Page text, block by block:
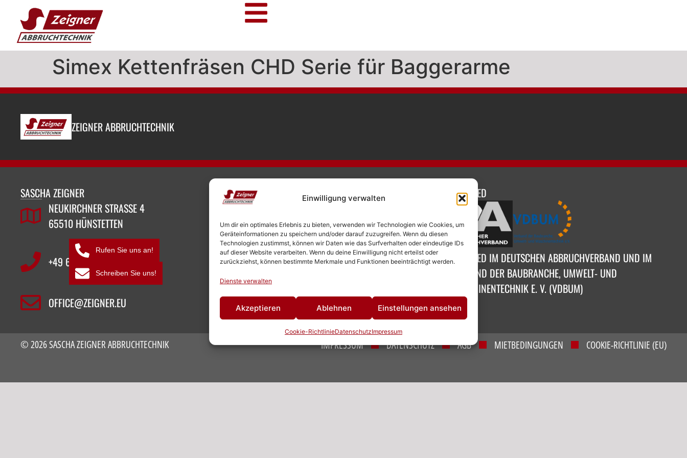
Einwilligung verwalten
Um dir ein optimales Erlebnis zu bieten, verwenden wir Technologien wie Cookies, um
Geräteinformationen zu speichern und/oder darauf zuzugreifen. Wenn du diesen
Technologien zustimmst, können wir Daten wie das Surfverhalten oder eindeutige IDs
auf dieser Website verarbeiten. Wenn du deine Einwilligung nicht erteilst oder
zurückziehst, können bestimmte Merkmale und Funktionen beeinträchtigt werden.
Dienste verwalten
Akzeptieren Ablehnen Einstellungen ansehen
Cookie-RichtlinieDatenschutzImpressum
Simex Kettenfräsen CHD Serie für Baggerarme
ZEIGNER ABBRUCHTECHNIK
SASCHA ZEIGNER
NEUKIRCHNER STRASSE 4
65510 HÜNSTETTEN
+49 6126 9843960‬
OFFICE@ZEIGNER.EU
SOCIAL MEDIA
ÖFFNUNGSZEITEN
MONTAG – FREITAG
MITGLIED
MITGLIED IM DEUTSCHEN ABBRUCHVERBAND UND IM
VERBAND DER BAUBRANCHE, UMWELT- UND
MASCHINENTECHNIK E. V. (VDBUM)
© 2026 SASCHA ZEIGNER ABBRUCHTECHNIK IMPRESSUM DATENSCHUTZ AGB MIETBEDINGUNGEN COOKIE-RICHTLINIE (EU)
Rufen Sie uns an!
Schreiben Sie uns!